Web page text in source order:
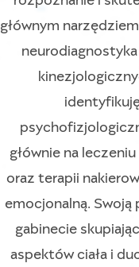
głównym
głównie na
oraz terapii
emocjonalną.
gabinecie
aspektów ciała i